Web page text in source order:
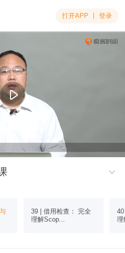
打开APP 登录

39 | 借用检查： 完全
理解Scop...
理